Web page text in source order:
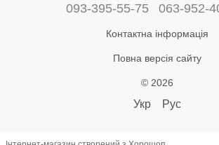
093-395-55-75 063-952-
Контактна інформація
Повна версія сайту
© 2026
Укр Рус